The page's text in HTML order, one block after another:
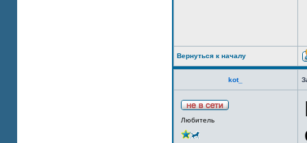
Вернуться к началу
kot_
Любитель